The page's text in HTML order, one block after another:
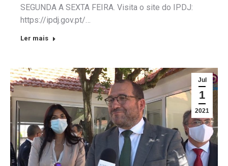
SEGUNDA A SEXTA FEIRA. Visita o site do IPDJ:
https://ipdj.gov.pt/…
Ler mais
Jul
1
2021